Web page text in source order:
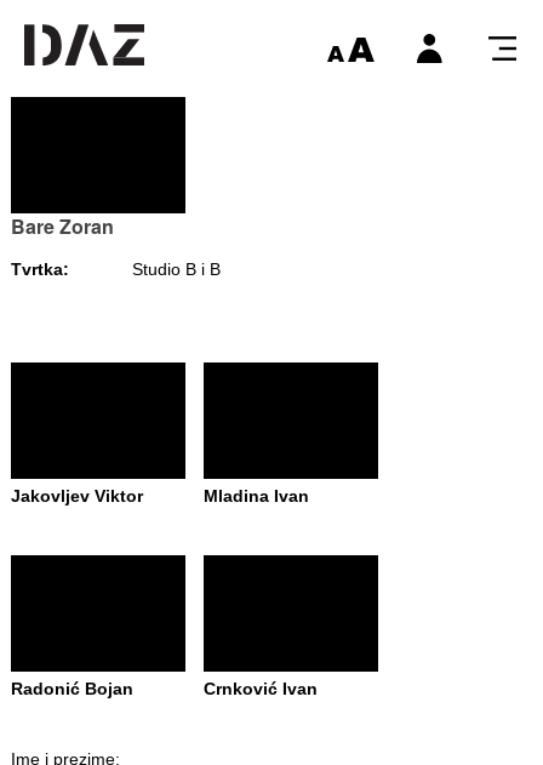
Bare Zoran
Tvrtka: Studio B i B
Jakovljev Viktor Mladina Ivan
Radonić Bojan Crnković Ivan
Ime i prezime: